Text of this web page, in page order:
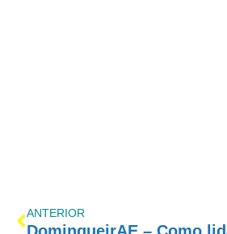
ANTERIOR